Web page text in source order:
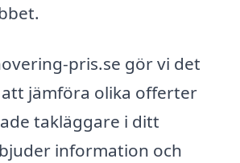
pris.se gör vi det
jämföra olika offerter
takläggare i ditt
information och